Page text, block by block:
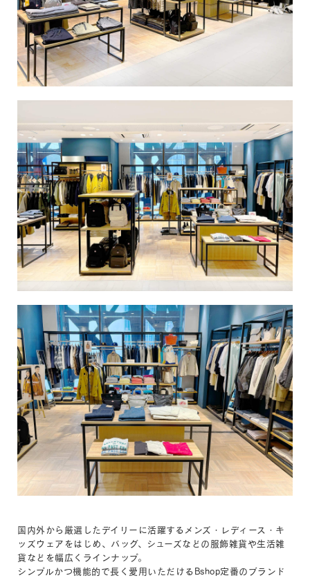
国内外から厳選したデイリーに活躍するメンズ・レディース・キ
ッズウェアをはじめ、バッグ、シューズなどの服飾雑貨や生活雑
貨などを幅広くラインナップ。
シンプルかつ機能的で長く愛用いただけるBshop定番のブランド